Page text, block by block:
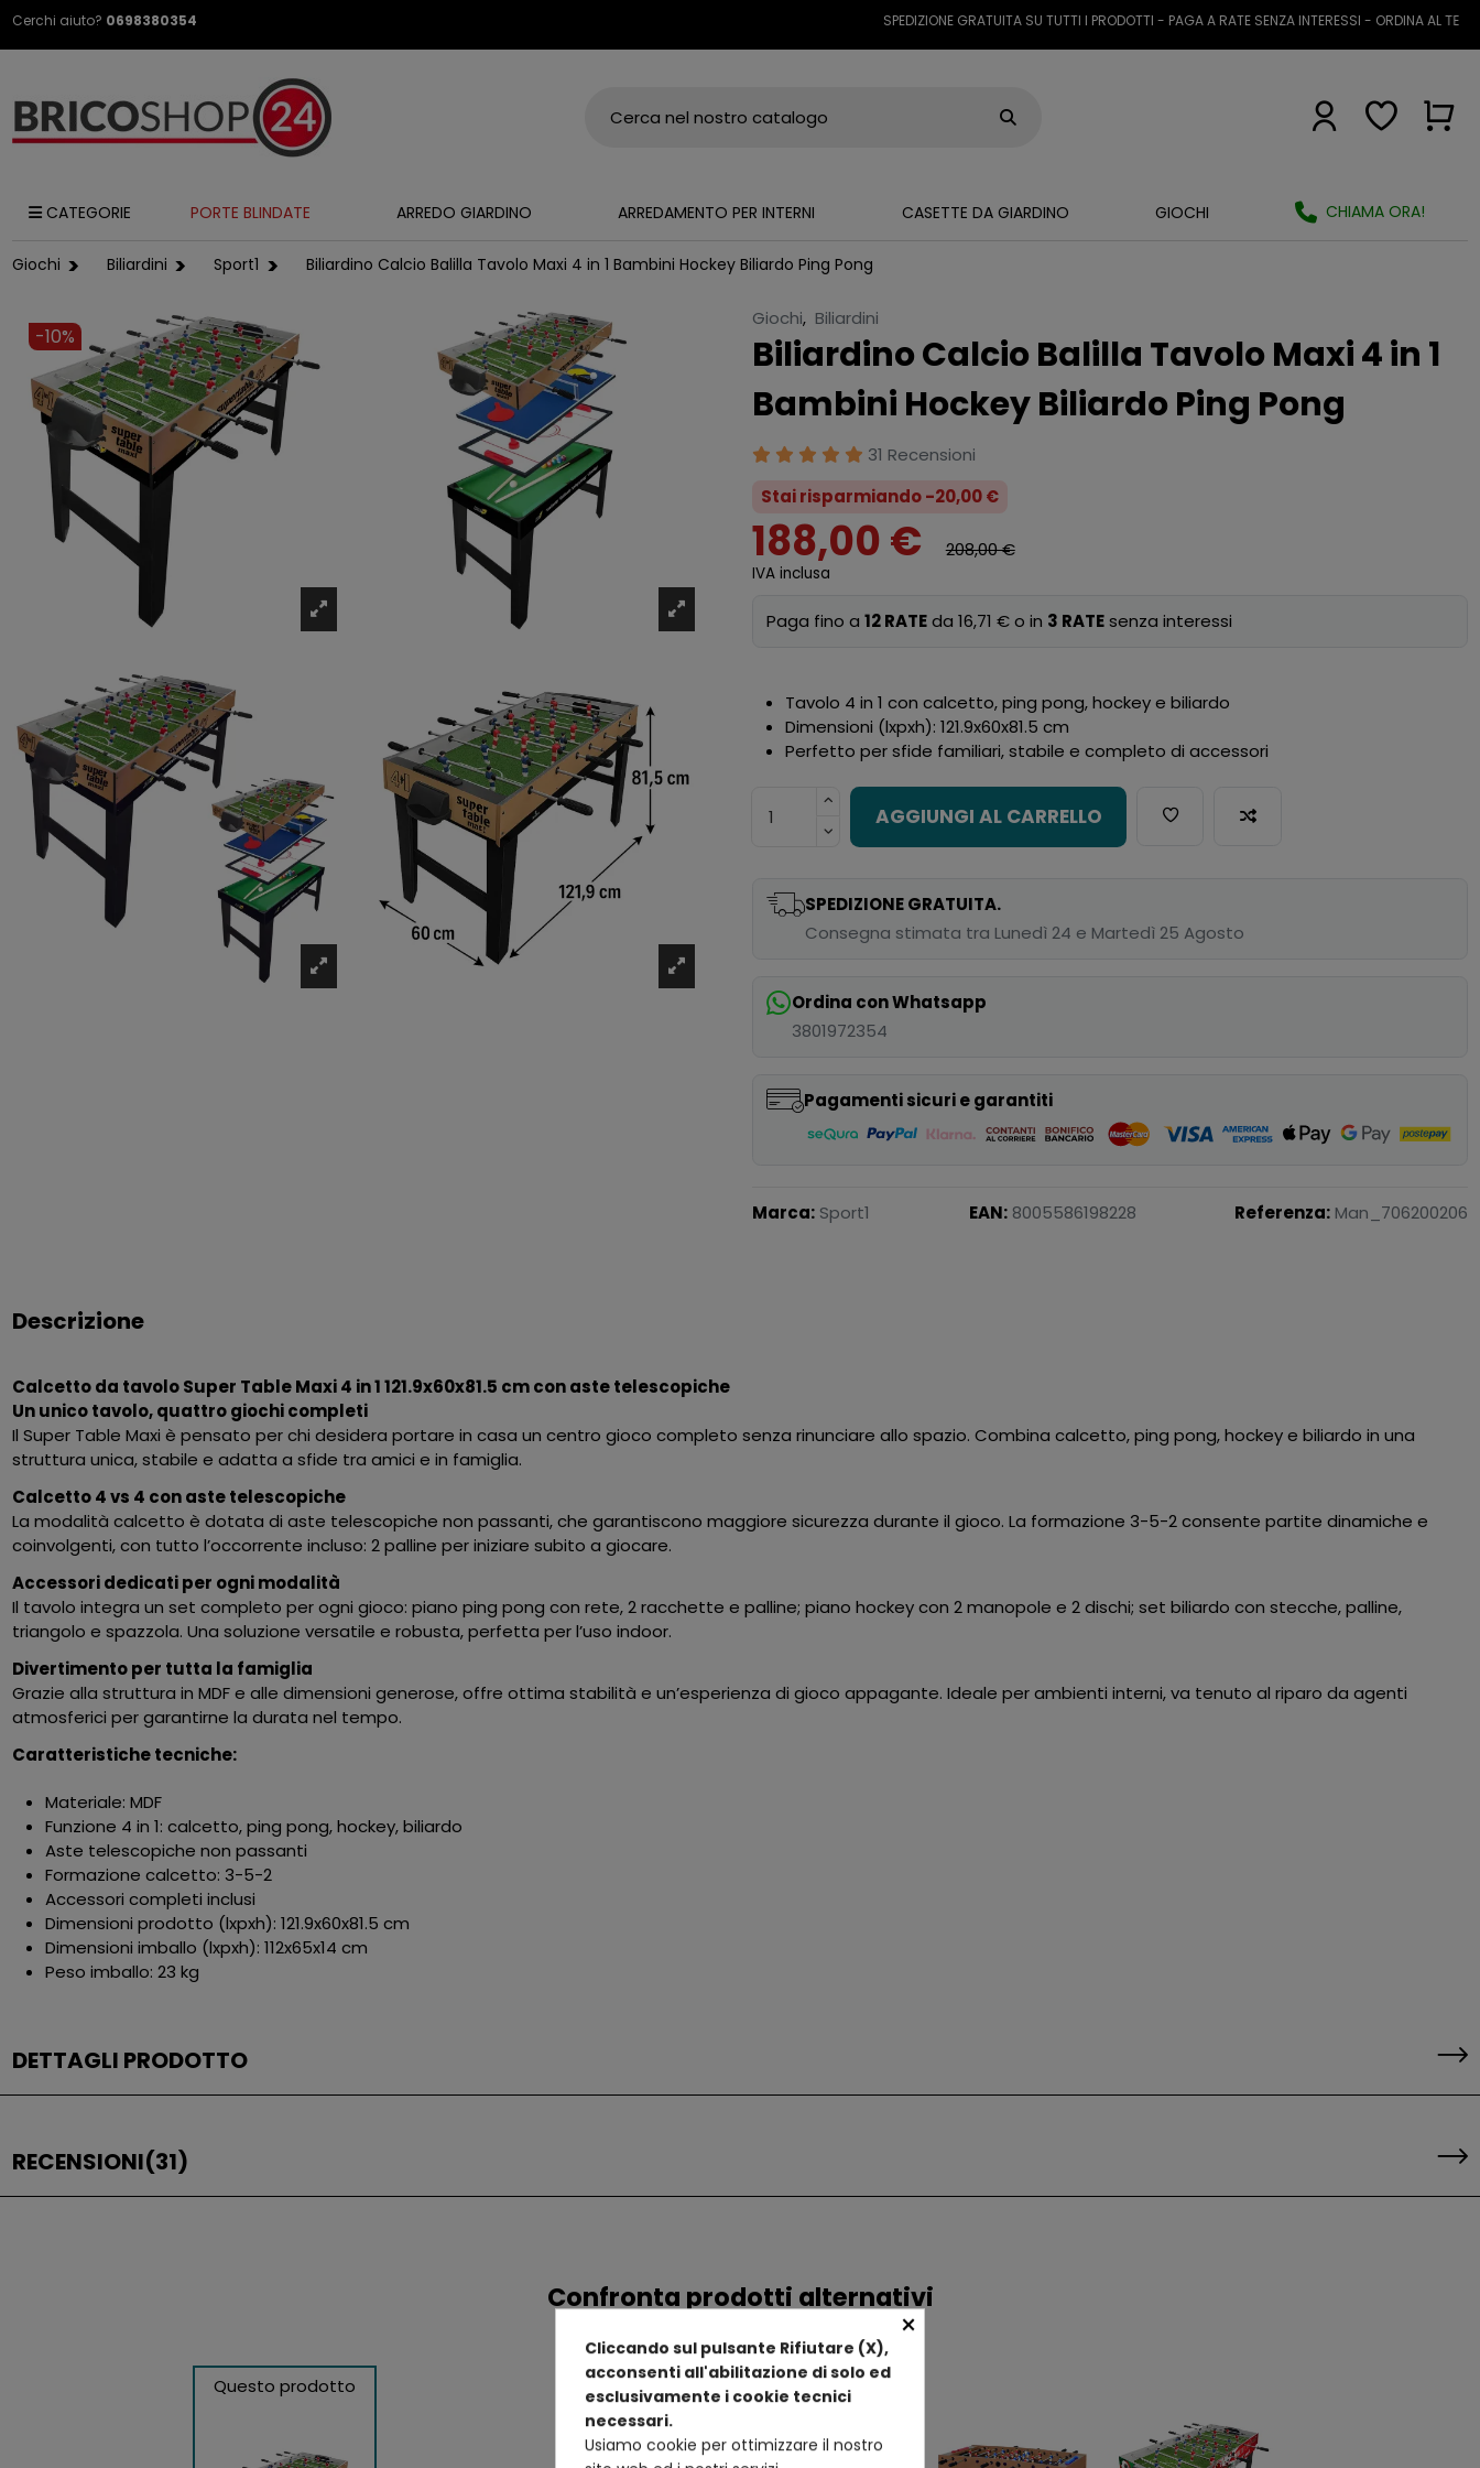
Cerchi aiuto? 0698380354 SPEDIZIONE GRATUITA SU TUTTI I PRODOTTI - PAGA A RATE SENZA INTERESSI - ORDINA AL TELEFONO O
CATEGORIE PORTE BLINDATE ARREDO GIARDINO ARREDAMENTO PER INTERNI CASETTE DA GIARDINO GIOCHI CHIAMA ORA!
Giochi Biliardini Sport1 Biliardino Calcio Balilla Tavolo Maxi 4 in 1 Bambini Hockey Biliardo Ping Pong
-10%
Giochi, Biliardini
Biliardino Calcio Balilla Tavolo Maxi 4 in 1
Bambini Hockey Biliardo Ping Pong
31 Recensioni
Stai risparmiando -20,00 €
188,00 € 208,00 €
IVA inclusa
Paga fino a12 RATEda 16,71 € o in 3 RATEsenza interessi
Tavolo 4 in 1 con calcetto, ping pong, hockey e biliardo
Dimensioni (lxpxh): 121.9x60x81.5 cm
Perfetto per sfide familiari, stabile e completo di accessori
AGGIUNGI AL CARRELLO
SPEDIZIONE GRATUITA.
Consegna stimata tra Lunedì 24 e Martedì 25 Agosto
Ordina con Whatsapp
3801972354
Pagamenti sicuri e garantiti
Marca: Sport1 EAN: 8005586198228 Referenza: Man_706200206
Descrizione
Calcetto da tavolo Super Table Maxi 4 in 1 121.9x60x81.5 cm con aste telescopiche
Un unico tavolo, quattro giochi completi
Il Super Table Maxi è pensato per chi desidera portare in casa un centro gioco completo senza rinunciare allo spazio. Combina calcetto, ping pong, hockey e biliardo in una
struttura unica, stabile e adatta a sfide tra amici e in famiglia.
Calcetto 4 vs 4 con aste telescopiche
La modalità calcetto è dotata di aste telescopiche non passanti, che garantiscono maggiore sicurezza durante il gioco. La formazione 3-5-2 consente partite dinamiche e
coinvolgenti, con tutto l’occorrente incluso: 2 palline per iniziare subito a giocare.
Accessori dedicati per ogni modalità
Il tavolo integra un set completo per ogni gioco: piano ping pong con rete, 2 racchette e palline; piano hockey con 2 manopole e 2 dischi; set biliardo con stecche, palline,
triangolo e spazzola. Una soluzione versatile e robusta, perfetta per l’uso indoor.
Divertimento per tutta la famiglia
Grazie alla struttura in MDF e alle dimensioni generose, offre ottima stabilità e un’esperienza di gioco appagante. Ideale per ambienti interni, va tenuto al riparo da agenti
atmosferici per garantirne la durata nel tempo.
Caratteristiche tecniche:
Materiale: MDF
Funzione 4 in 1: calcetto, ping pong, hockey, biliardo
Aste telescopiche non passanti
Formazione calcetto: 3-5-2
Accessori completi inclusi
Dimensioni prodotto (lxpxh): 121.9x60x81.5 cm
Dimensioni imballo (lxpxh): 112x65x14 cm
Peso imballo: 23 kg
DETTAGLI PRODOTTO
RECENSIONI(31)
Confronta prodotti alternativi
Questo prodotto
×
Cliccando sul pulsante Rifiutare (X),
acconsenti all'abilitazione di solo ed
esclusivamente i cookie tecnici
necessari.
Usiamo cookie per ottimizzare il nostro